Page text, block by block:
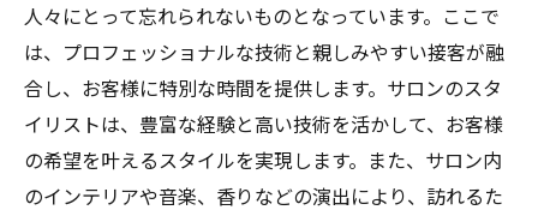
人々にとって忘れられないものとなっています。ここで
は、プロフェッショナルな技術と親しみやすい接客が融
合し、お客様に特別な時間を提供します。サロンのスタ
イリストは、豊富な経験と高い技術を活かして、お客様
の希望を叶えるスタイルを実現します。また、サロン内
のインテリアや音楽、香りなどの演出により、訪れるた